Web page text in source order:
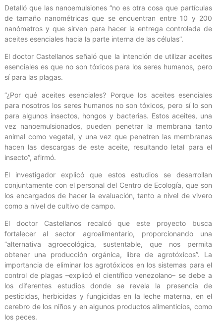
Detalló que las nanoemulsiones “no es otra cosa que partículas
de tamaño nanométricas que se encuentran entre 10 y 200
nanómetros y que sirven para hacer la entrega controlada de
aceites esenciales hacia la parte interna de las células”.
El doctor Castellanos señaló que la intención de utilizar aceites
esenciales es que no son tóxicos para los seres humanos, pero
sí para las plagas.
“¿Por qué aceites esenciales? Porque los aceites esenciales
para nosotros los seres humanos no son tóxicos, pero sí lo son
para algunos insectos, hongos y bacterias. Estos aceites, una
vez nanoemulsionados, pueden penetrar la membrana tanto
animal como vegetal, y una vez que penetren las membranas
hacen las descargas de este aceite, resultando letal para el
insecto”, afirmó.
El investigador explicó que estos estudios se desarrollan
conjuntamente con el personal del Centro de Ecología, que son
los encargados de hacer la evaluación, tanto a nivel de vivero
como a nivel de cultivo de campo.
El doctor Castellanos recalcó que este proyecto busca
fortalecer al sector agroalimentario, proporcionando una
“alternativa agroecológica, sustentable, que nos permita
obtener una producción orgánica, libre de agrotóxicos”. La
importancia de eliminar los agrotóxicos en los sistemas para el
control de plagas –explicó el científico venezolano– se debe a
los diferentes estudios donde se revela la presencia de
pesticidas, herbicidas y fungicidas en la leche materna, en el
cerebro de los niños y en algunos productos alimenticios, como
los peces.